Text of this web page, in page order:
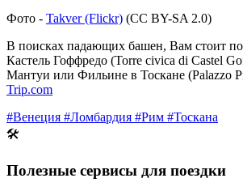
Фото - Takver (Flickr) (CC BY-SA 2.0)
В поисках падающих башен, Вам стоит
Кастель Гоффредо (Torre civica di Castel
Мантуи или Фильине в Тоскане (Palazzo
Trip.com
#Венеция #Ломбардия #Рим #Тоскана
🛠
Полезные сервисы для поездки